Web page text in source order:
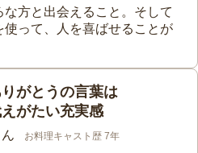
方と出会えること。そして
って、人を喜ばせることが
がとうの言葉は
がたい充実感
お料理キャスト歴 7年